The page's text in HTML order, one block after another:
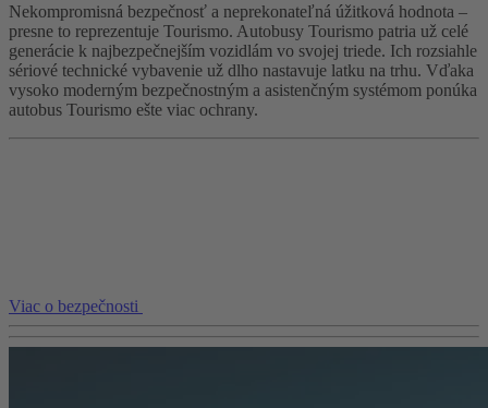
Nekompromisná bezpečnosť a neprekonateľná úžitková hodnota –
presne to reprezentuje Tourismo. Autobusy Tourismo patria už celé
generácie k najbezpečnejším vozidlám vo svojej triede. Ich rozsiahle
sériové technické vybavenie už dlho nastavuje latku na trhu. Vďaka
vysoko moderným bezpečnostným a asistenčným systémom ponúka
autobus Tourismo ešte viac ochrany.
Viac o bezpečnosti